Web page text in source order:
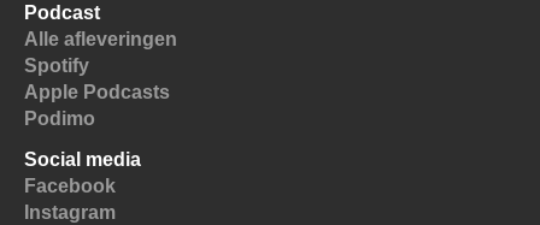
Podcast
Alle afleveringen
Spotify
Apple Podcasts
Podimo
Social media
Facebook
Instagram